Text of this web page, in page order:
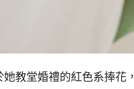
她教堂婚禮的紅色系捧花，